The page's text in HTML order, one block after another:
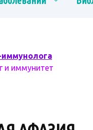
иммунолога
и иммунитет